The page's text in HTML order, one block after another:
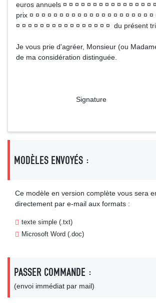
euros annuels ¤ ¤ ¤ ¤ ¤ ¤ ¤ ¤ ¤ ¤ ¤ ¤ ¤ ¤ ¤
prix ¤ ¤ ¤ ¤ ¤ ¤ ¤ ¤ ¤ ¤ ¤ ¤ ¤ ¤ ¤ ¤ ¤ ¤ ¤ ¤ ¤
¤ ¤ ¤ ¤ ¤ ¤ ¤ ¤ ¤ ¤ ¤ ¤ ¤ ¤ ¤ ¤ du présent
Je vous prie d'agréer, Monsieur (ou
de ma considération distinguée.
Signature
MODÈLES ENVOYÉS :
Ce modèle en version complète vous sera
directement par e-mail aux formats :
texte simple (.txt)
Microsoft Word (.doc)
PASSER COMMANDE :
(envoi immédiat par mail)